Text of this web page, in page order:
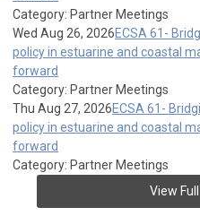
Category: Partner Meetings
Wed Aug 26, 2026ECSA 61-
policy in estuarine and coastal
forward
Category: Partner Meetings
Thu Aug 27, 2026ECSA 61-
policy in estuarine and coastal
forward
Category: Partner Meetings
View